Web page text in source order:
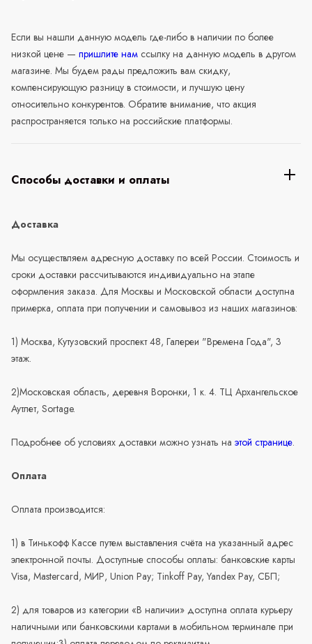
Если вы нашли данную модель где-либо в наличии по более
низкой цене — пришлите нам ссылку на данную модель в другом
магазине. Мы будем рады предложить вам скидку,
компенсирующую разницу в стоимости, и лучшую цену
относительно конкурентов. Обратите внимание, что акция
распространяется только на российские платформы.
Способы доставки и оплаты
Доставка
Мы осуществляем адресную доставку по всей России. Стоимость и
сроки доставки рассчитываются индивидуально на этапе
оформления заказа. Для Москвы и Московской области доступна
примерка, оплата при получении и самовывоз из наших магазинов:
1) Москва, Кутузовский проспект 48, Галереи "Времена Года", 3
этаж.
2)Московская область, деревня Воронки, 1 к. 4. ТЦ Архангельское
Аутлет, Sortage.
Подробнее об условиях доставки можно узнать на этой странице.
Оплата
Оплата производится:
1) в Тинькофф Кассе путем выставления счёта на указанный адрес
электронной почты. Доступные способы оплаты: банковские карты
Visa, Mastercard, МИР, Union Pay; Tinkoff Pay, Yandex Pay, СБП;
2) для товаров из категории «В наличии» доступна оплата курьеру
наличными или банковскими картами в мобильном терминале при